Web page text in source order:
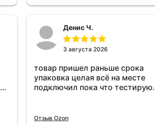
Денис Ч.
3 августа 2026
товар пришел раньше срока
упаковка целая всё на месте
подключил пока что тестирую.
Отзыв Ozon